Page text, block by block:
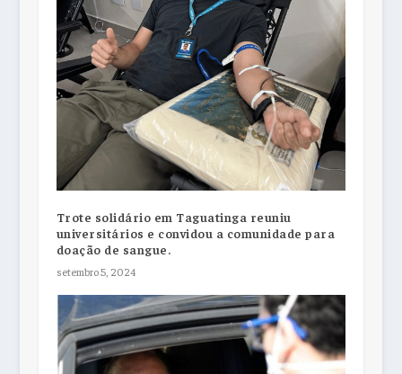
Trote solidário em Taguatinga reuniu
universitários e convidou a comunidade para
doação de sangue.
setembro 5, 2024